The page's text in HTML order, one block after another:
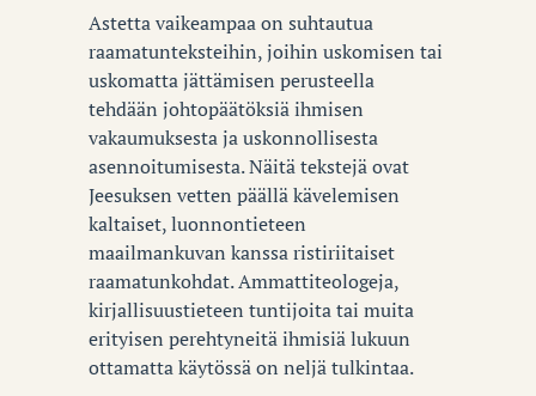
Astetta vaikeampaa on suhtautua
raamatunteksteihin, joihin uskomisen tai
uskomatta jättämisen perusteella
tehdään johtopäätöksiä ihmisen
vakaumuksesta ja uskonnollisesta
asennoitumisesta. Näitä tekstejä ovat
Jeesuksen vetten päällä kävelemisen
kaltaiset, luonnontieteen
maailmankuvan kanssa ristiriitaiset
raamatunkohdat. Ammattiteologeja,
kirjallisuustieteen tuntijoita tai muita
erityisen perehtyneitä ihmisiä lukuun
ottamatta käytössä on neljä tulkintaa.